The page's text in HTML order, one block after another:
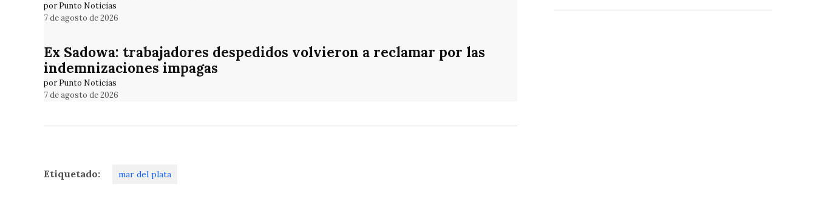
por Punto Noticias
7 de agosto de 2026
Ex Sadowa: trabajadores despedidos volvieron a reclamar por las
indemnizaciones impagas
por Punto Noticias
7 de agosto de 2026
Etiquetado: mar del plata